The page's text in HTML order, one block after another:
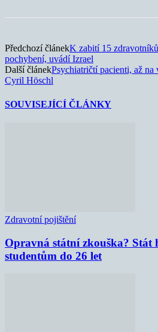
Předchozí článekK zabití 15
pochybení, uvádí Izrael
Další článekPsychiatričtí pacienti, až
Cyril Höschl
SOUVISEJÍCÍ ČLÁNKY
Zdravotní pojištění
Opravná státní zkouška? Stát
studentům do 26 let